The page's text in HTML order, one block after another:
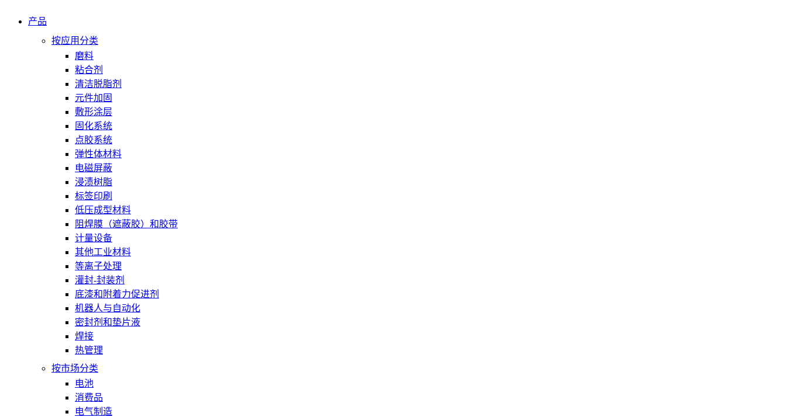
产品
按应用分类
磨料
粘合剂
清洁脱脂剂
元件加固
敷形涂层
固化系统
点胶系统
弹性体材料
电磁屏蔽
浸渍树脂
标签印刷
低压成型材料
阻焊膜（遮蔽胶）和胶带
计量设备
其他工业材料
等离子处理
灌封-封装剂
底漆和附着力促进剂
机器人与自动化
密封剂和垫片液
焊接
热管理
按市场分类
电池
消费品
电气制造